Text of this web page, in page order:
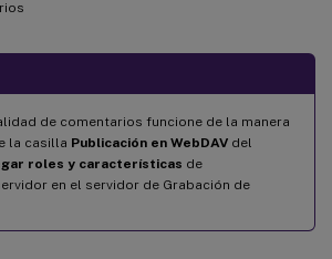
de comentarios funcione de la manera
la casilla Publicación en WebDAV del
roles y características de
en el servidor de Grabación de